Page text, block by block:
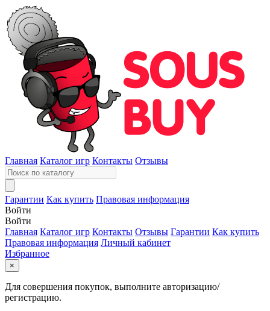
Главная Каталог игр Контакты Отзывы
Гарантии Как купить Правовая информация
Войти
Войти
Главная Каталог игр Контакты Отзывы Гарантии Как купить
Правовая информация Личный кабинет
Избранное
×
Для совершения покупок, выполните авторизацию/
регистрацию.